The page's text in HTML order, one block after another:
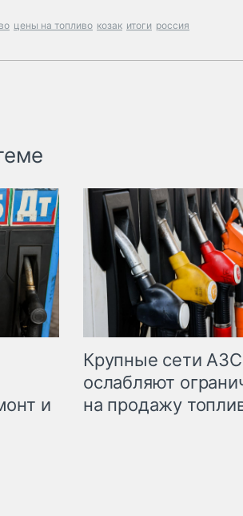
цены на топливо козак итоги россия
и
Крупные сети АЗС
ослабляют
на продажу